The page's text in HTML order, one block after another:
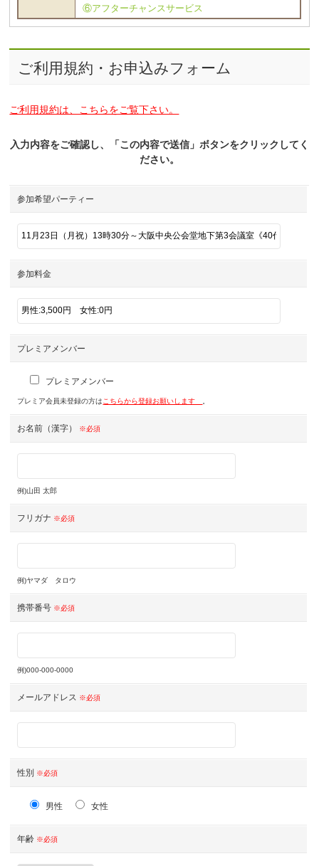
⑥アフターチャンスサービス
ご利用規約・お申込みフォーム
ご利用規約は、こちらをご覧下さい。
入力内容をご確認し、「この内容で送信」ボタンをクリックしてく
ださい。
参加希望パーティー
参加料金
プレミアメンバー
プレミアメンバー
プレミア会員未登録の方は こちらから登録お願いします
お名前（漢字） ※必須
例)山田 太郎
フリガナ ※必須
例)ヤマダ タロウ
携帯番号 ※必須
例)000-000-0000
メールアドレス ※必須
性別 ※必須
男性 女性
年齢 ※必須